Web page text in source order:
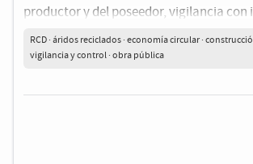
productor y del poseedor, vigilancia con
uso efectivo de áridos reciclados.
RCD · áridos reciclados · economía circular ·
vigilancia y control · obra pública